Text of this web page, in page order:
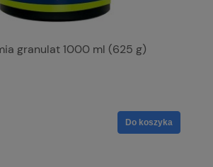
granulat 1000 ml (625 g)
Do koszyka